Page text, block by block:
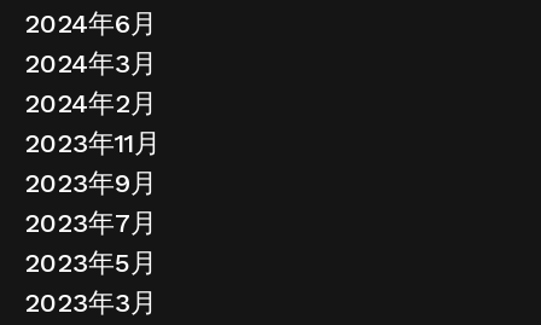
2024年6月
2024年3月
2024年2月
2023年11月
2023年9月
2023年7月
2023年5月
2023年3月